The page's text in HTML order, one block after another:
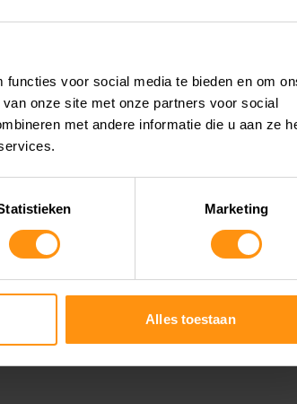
voor social media te bieden en om
onze site met onze partners voor social
met andere informatie die u aan ze
Marketing
Alles toestaan